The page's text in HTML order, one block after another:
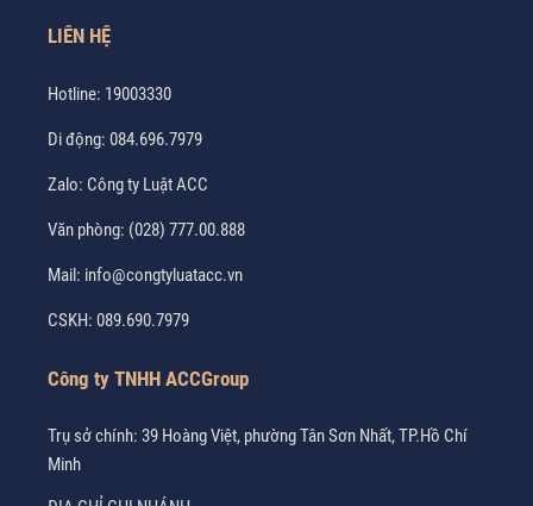
LIÊN HỆ
Hotline: 19003330
Di động: 084.696.7979
Zalo: Công ty Luật ACC
Văn phòng: (028) 777.00.888
Mail: info@congtyluatacc.vn
CSKH: 089.690.7979
Công ty TNHH ACCGroup
Trụ sở chính: 39 Hoàng Việt, phường Tân Sơn Nhất, TP.Hồ Chí
Minh